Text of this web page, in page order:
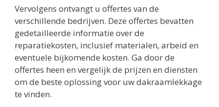
Vervolgens ontvangt u offertes van de
verschillende bedrijven. Deze offertes bevatten
gedetailleerde informatie over de
reparatiekosten, inclusief materialen, arbeid en
eventuele bijkomende kosten. Ga door de
offertes heen en vergelijk de prijzen en diensten
om de beste oplossing voor uw dakraamlekkage
te vinden.